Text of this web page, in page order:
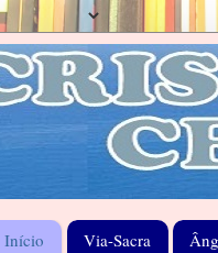
Início Via-Sacra